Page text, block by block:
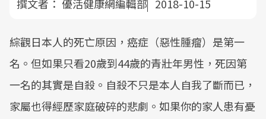
撰文者： 優活健康網編輯部 2018-10-15
綜觀日本人的死亡原因，癌症（惡性腫瘤）是第一
名。但如果只看20歲到44歲的青壯年男性，死因第
一名的其實是自殺。自殺不只是本人自我了斷而已，
家屬也得經歷家庭破碎的悲劇。如果你的家人患有憂